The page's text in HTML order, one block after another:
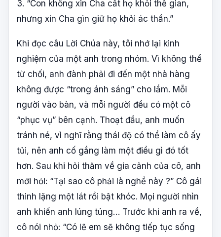
3. “Con không xin Cha cất họ khỏi thế gian,
nhưng xin Cha gìn giữ họ khỏi ác thần.”
Khi đọc câu Lời Chúa này, tôi nhớ lại kinh
nghiệm của một anh trong nhóm. Vì không thể
từ chối, anh đành phải đi đến một nhà hàng
không được “trong ánh sáng” cho lắm. Mỗi
người vào bàn, và mỗi người đều có một cô
“phục vụ” bên cạnh. Thoạt đầu, anh muốn
tránh né, vì nghĩ rằng thái độ có thể làm cô ấy
tủi, nên anh cố gắng làm một điều gì đó tốt
hơn. Sau khi hỏi thăm về gia cảnh của cô, anh
mới hỏi: “Tại sao cô phải là nghề này ?” Cô gái
thinh lặng một lát rồi bật khóc. Mọi người nhìn
anh khiến anh lúng túng… Trước khi anh ra về,
cô nói nhỏ: “Có lẽ em sẽ không tiếp tục sống